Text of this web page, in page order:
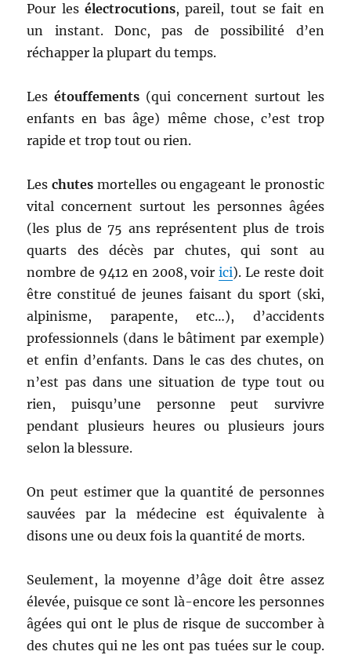
Pour lesélectrocutions, pareil, tout se fait en
un instant. Donc, pas de possibilité d’en
réchapper la plupart du temps.
Lesétouffements (qui concernent surtout les
enfants en bas âge) même chose, c’est trop
rapide et trop tout ou rien.
Leschutes mortelles ou engageant le pronostic
vital concernent surtout les personnes âgées
(les plus de 75 ans représentent plus de trois
quarts des décès par chutes, qui sont au
nombre de 9412 en 2008, voirici). Le reste doit
être constitué de jeunes faisant du sport (ski,
alpinisme, parapente, etc…), d’accidents
professionnels (dans le bâtiment par exemple)
et enfin d’enfants. Dans le cas des chutes, on
n’est pas dans une situation de type tout ou
rien, puisqu’une personne peut survivre
pendant plusieurs heures ou plusieurs jours
selon la blessure.
On peut estimer que la quantité de personnes
sauvées par la médecine est équivalente à
disons une ou deux fois la quantité de morts.
Seulement, la moyenne d’âge doit être assez
élevée, puisque ce sont là-encore les personnes
âgées qui ont le plus de risque de succomber à
des chutes qui ne les ont pas tuées sur le coup.